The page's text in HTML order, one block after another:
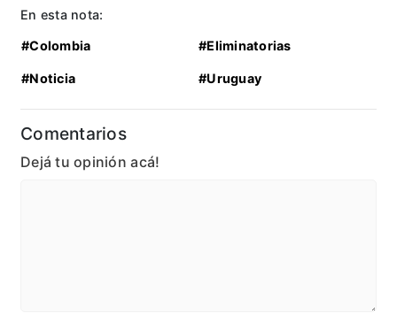
En esta nota:
#Colombia #Eliminatorias
#Noticia #Uruguay
Comentarios
Dejá tu opinión acá!